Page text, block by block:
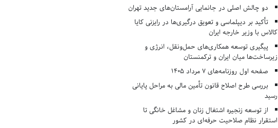
دو چالش اصلی در جانمایی آرامستان‌های جدید تهران
تأکید بر دیپلماسی و تعویق درگیری‌ها در رایزنی کایا
کالاس با وزیر خارجه ایران
پیگیری توسعه همکاری‌های حمل‌ونقل، انرژی و
زیرساخت‌ها میان ایران و ترکمنستان
صفحه اول روزنامه‌های 7 مرداد 1405
بررسی طرح اصلاح قانون تأمین مالی به مراحل پایانی
رسید
از توسعه زنجیره اشتغال زنان و مشاغل خانگی تا
استقرار نظام صلاحیت حرفه‌ای در کشور